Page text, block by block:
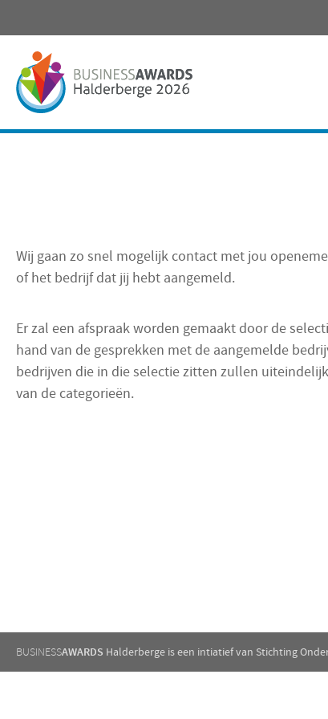
Wij gaan zo snel mogelijk contact met jou
of het bedrijf dat jij hebt aangemeld.
Er zal een afspraak worden gemaakt door de
hand van de gesprekken met de aangemelde
bedrijven die in die selectie zitten zullen
van de categorieën.
BUSINESSAWARDS Halderberge is een intiatief van Stichting